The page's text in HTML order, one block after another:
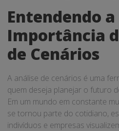
Entendendo a
Importância
de Cenários
A análise de cenários é uma
quem deseja planejar o futuro
Em um mundo em constante
se tornou parte do cotidiano,
indivíduos e empresas